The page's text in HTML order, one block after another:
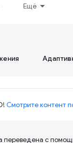
Ещё
Смотрите контент
переведена с